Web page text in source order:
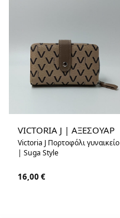
VICTORIA J | ΑΞΕΣΟΥΑΡ
Victoria J Πορτοφόλι γυναικείο
| Suga Style
16,00 €